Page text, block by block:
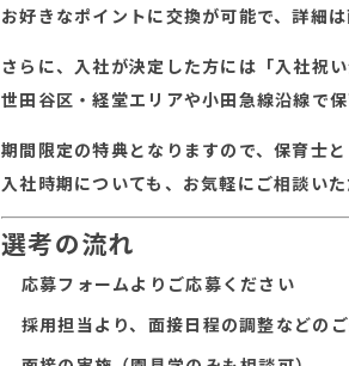
お好きなポイントに交換が可能で、詳細
さらに、入社が決定した方には「入社祝
世田谷区・経堂エリアや小田急線沿線で
期間限定の特典となりますので、保育士
入社時期についても、お気軽にご相談いた
選考の流れ
応募フォームよりご応募ください
採用担当より、面接日程の調整などの